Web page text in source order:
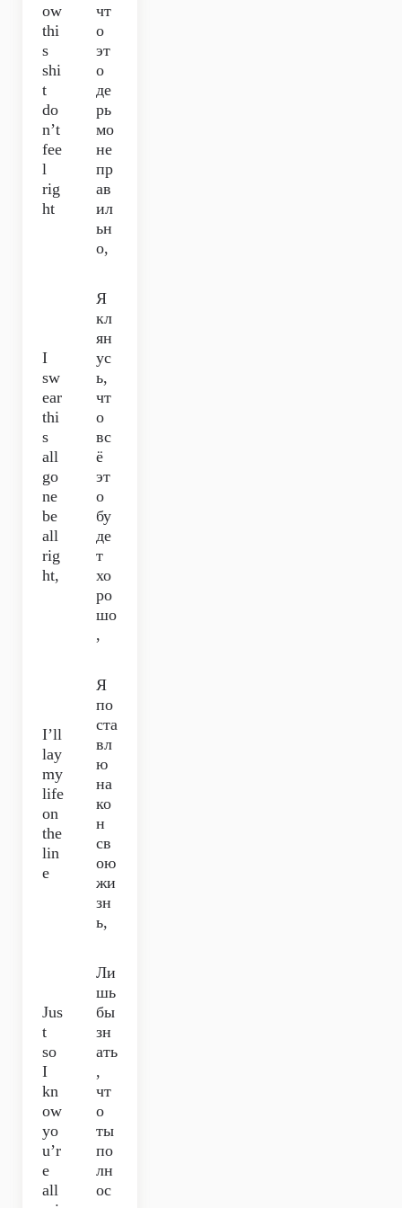
ow
thi
s
shi
t
do
n’t
fee
l
rig
ht
чт
о
эт
о
де
рь
мо
не
пр
ав
ил
ьн
о,
I
sw
ear
thi
s
all
go
ne
be
all
rig
ht,
Я
кл
ян
ус
ь,
чт
о
вс
ё
эт
о
бу
де
т
хо
ро
шо
,
I’ll
lay
my
life
on
the
lin
e
Я
по
ста
вл
ю
на
ко
н
св
ою
жи
зн
ь,
Jus
t
so
I
kn
ow
yo
u’r
e
all
Ли
шь
бы
зн
ать
,
чт
о
ты
по
лн
ос